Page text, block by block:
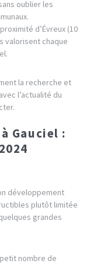
oublier les
d’Évreux (10
valorisent chaque
la recherche et
l’actualité du
Gauciel :
développement
plutôt limitée
grandes
petit nombre de